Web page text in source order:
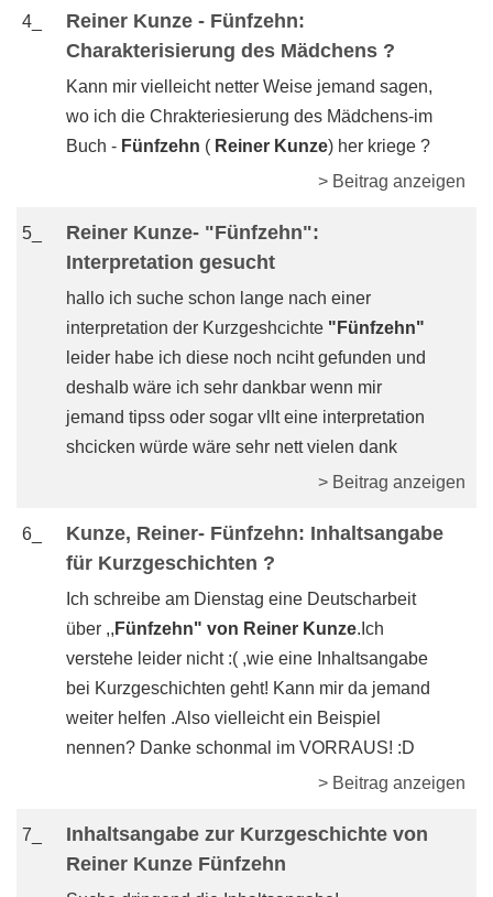
4_
Reiner Kunze - Fünfzehn:
Charakterisierung des Mädchens ?
Kann mir vielleicht netter Weise jemand sagen,
wo ich die Chrakteriesierung des Mädchens-im
Buch - Fünfzehn ( Reiner Kunze) her kriege ?
> Beitrag anzeigen
5_
Reiner Kunze- "Fünfzehn":
Interpretation gesucht
hallo ich suche schon lange nach einer
interpretation der Kurzgeshcichte "Fünfzehn"
leider habe ich diese noch nciht gefunden und
deshalb wäre ich sehr dankbar wenn mir
jemand tipss oder sogar vllt eine interpretation
shcicken würde wäre sehr nett vielen dank
> Beitrag anzeigen
6_
Kunze, Reiner- Fünfzehn: Inhaltsangabe
für Kurzgeschichten ?
Ich schreibe am Dienstag eine Deutscharbeit
über ,, Fünfzehn" von Reiner Kunze.Ich
verstehe leider nicht :( ,wie eine Inhaltsangabe
bei Kurzgeschichten geht! Kann mir da jemand
weiter helfen .Also vielleicht ein Beispiel
nennen? Danke schonmal im VORRAUS! :D
> Beitrag anzeigen
7_
Inhaltsangabe zur Kurzgeschichte von
Reiner Kunze Fünfzehn